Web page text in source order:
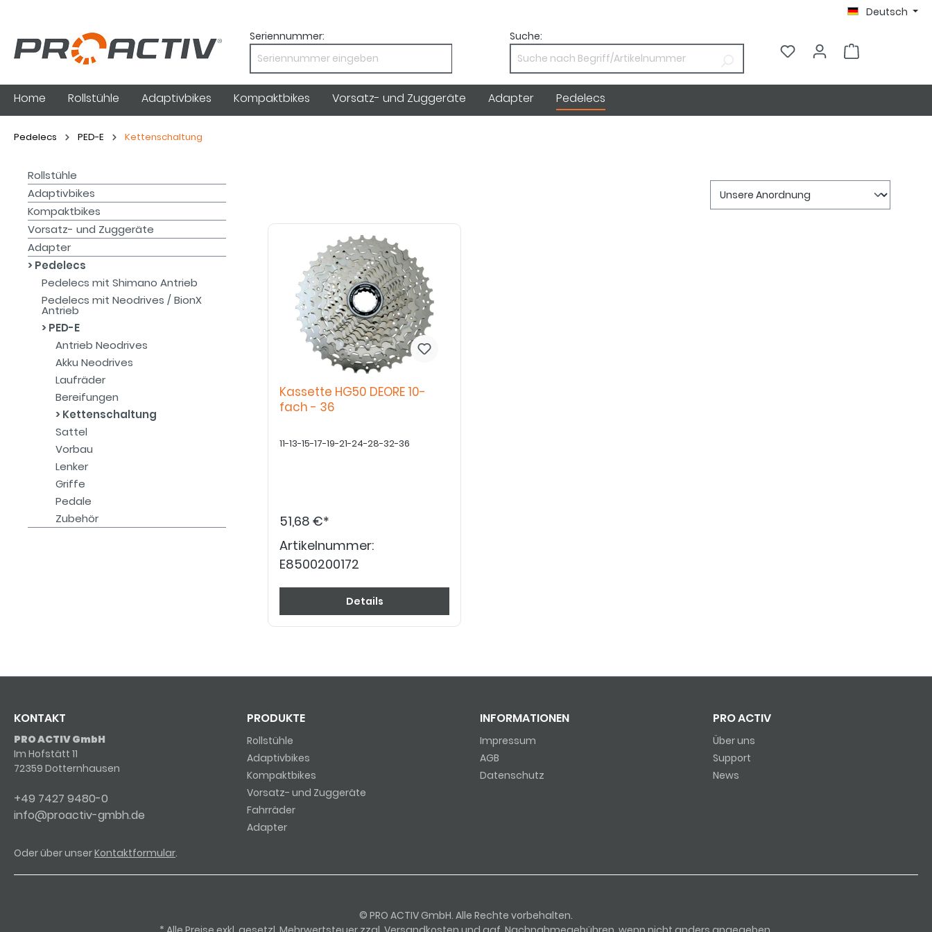
Deutsch
Seriennummer:
Suche:
Home Rollstühle Adaptivbikes Kompaktbikes Vorsatz- und Zuggeräte Adapter Pedelecs
Pedelecs PED-E Kettenschaltung
Rollstühle
Adaptivbikes
Kompaktbikes
Vorsatz- und Zuggeräte
Adapter
Pedelecs
Pedelecs mit Shimano Antrieb
Pedelecs mit Neodrives / BionX
Antrieb
PED-E
Antrieb Neodrives
Akku Neodrives
Laufräder
Bereifungen
Kettenschaltung
Sattel
Vorbau
Lenker
Griffe
Pedale
Zubehör
Kassette HG50 DEORE 10-
fach - 36
11-13-15-17-19-21-24-28-32-36
51,68 €*
Artikelnummer:
E8500200172
Details
KONTAKT
PRO ACTIV GmbH
Im Hofstätt 11
72359 Dotternhausen
+49 7427 9480-0
info@proactiv-gmbh.de
Oder über unserKontaktformular.
PRODUKTE
Rollstühle
Adaptivbikes
Kompaktbikes
Vorsatz- und Zuggeräte
Fahrräder
Adapter
INFORMATIONEN
Impressum
AGB
Datenschutz
PRO ACTIV
Über uns
Support
News
© PRO ACTIV GmbH. Alle Rechte vorbehalten.